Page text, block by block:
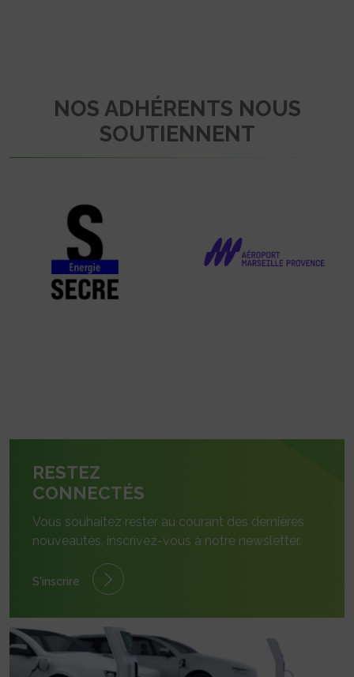
NOS ADHÉRENTS NOUS
SOUTIENNENT
RESTEZ
CONNECTÉS
Vous souhaitez rester au courant des dernières
nouveautés, inscrivez-vous à notre newsletter.
S'inscrire